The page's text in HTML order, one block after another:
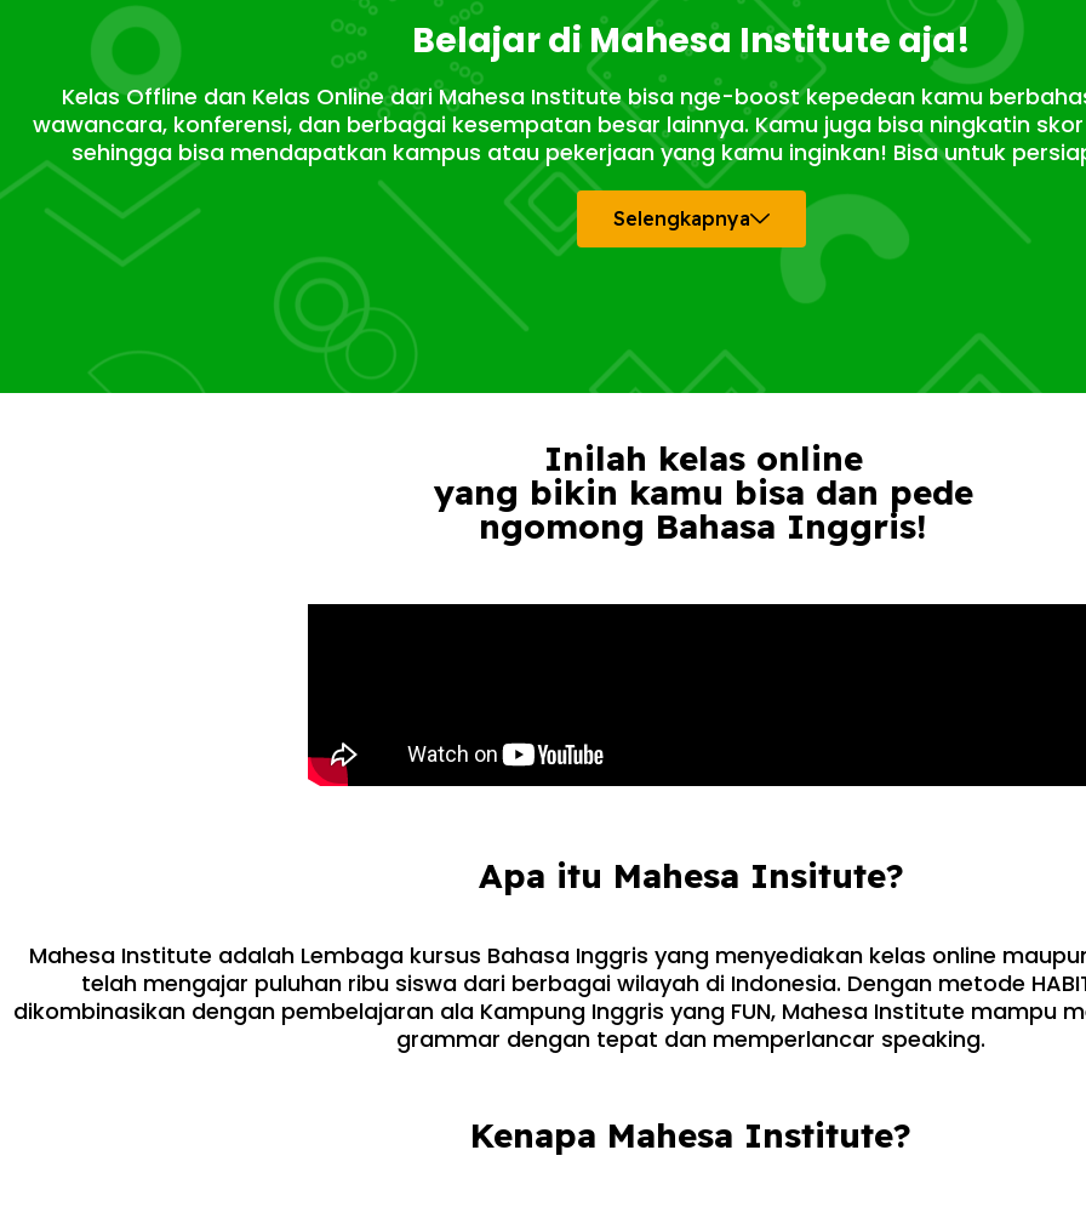
Belajar di Mahesa Institute aja!
Kelas Offline dan Kelas Online dari Mahesa Institute bisa nge-boost kepedean kamu
wawancara, konferensi, dan berbagai kesempatan besar lainnya. Kamu juga bisa ningkatin skor
sehingga bisa mendapatkan kampus atau pekerjaan yang kamu inginkan! Bisa untuk
Selengkapnya
Inilah kelas online
yang bikin kamu bisa dan pede
ngomong Bahasa Inggris!
Apa itu Mahesa Insitute?
Mahesa Institute adalah Lembaga kursus Bahasa Inggris yang menyediakan kelas online
telah mengajar puluhan ribu siswa dari berbagai wilayah di Indonesia. Dengan metode
dikombinasikan dengan pembelajaran ala Kampung Inggris yang FUN, Mahesa Institute mampu
grammar dengan tepat dan memperlancar speaking.
Kenapa Mahesa Institute?